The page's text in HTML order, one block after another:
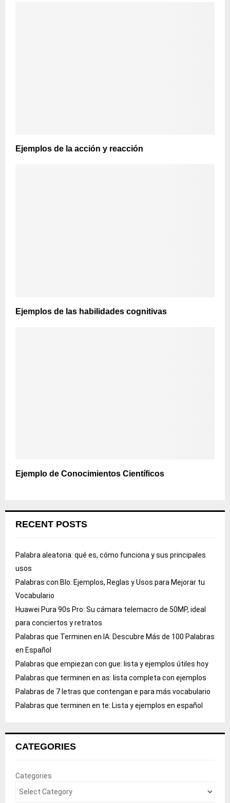
Ejemplos de la acción y reacción
Ejemplos de las habilidades cognitivas
Ejemplo de Conocimientos Científicos
RECENT POSTS
Palabra aleatoria: qué es, cómo funciona y sus principales
usos
Palabras con Blo: Ejemplos, Reglas y Usos para Mejorar tu
Vocabulario
Huawei Pura 90s Pro: Su cámara telemacro de 50MP, ideal
para conciertos y retratos
Palabras que Terminen en IA: Descubre Más de 100 Palabras
en Español
Palabras que empiezan con gue: lista y ejemplos útiles hoy
Palabras que terminen en as: lista completa con ejemplos
Palabras de 7 letras que contengan e para más vocabulario
Palabras que terminen en te: Lista y ejemplos en español
CATEGORIES
Categories